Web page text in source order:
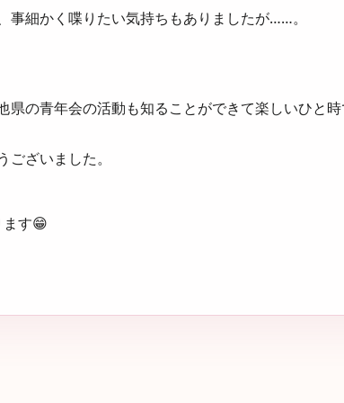
事細かく喋りたい気持ちもありましたが……。
県の青年会の活動も知ることができて楽しいひと
ざいました。
す😁